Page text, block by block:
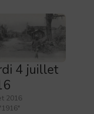
4 juillet
2016